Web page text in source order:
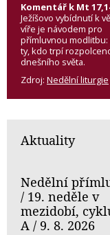
Komentář k Mt
Ježíšovo vybídnutí k
víře je návodem pro
přímluvnou modlitbu:
ty, kdo trpí
dnešního světa.
Zdroj: Nedělní liturgie
Aktuality
Nedělní
/ 19. neděle v
mezidobí,
A / 9. 8. 2026